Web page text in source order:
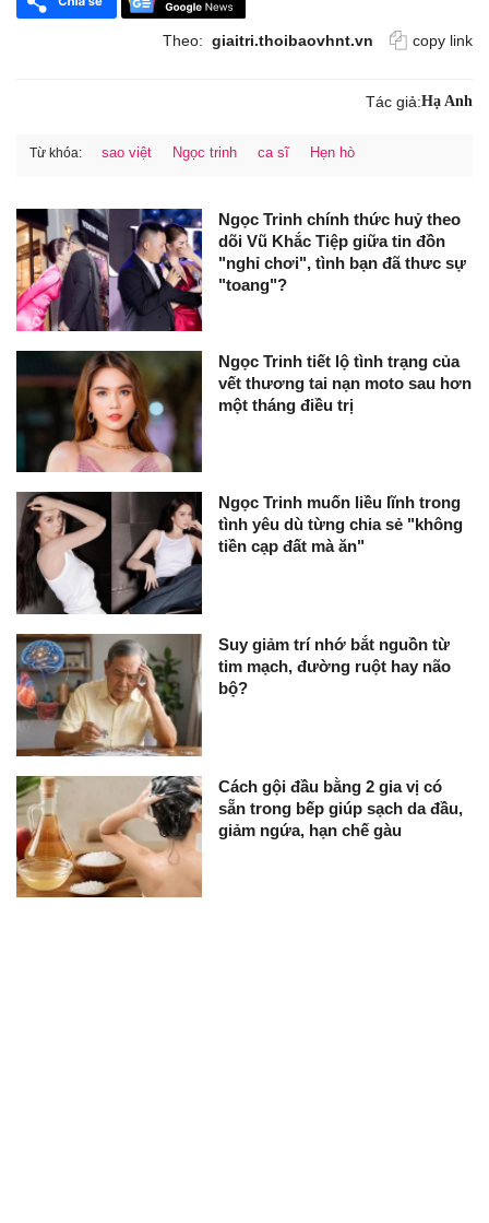
Theo: giaitri.thoibaovhnt.vn copy link
Tác giả:Hạ Anh
Từ khóa: sao việt Ngọc trinh ca sĩ Hẹn hò
Ngọc Trinh chính thức huỷ theo
dõi Vũ Khắc Tiệp giữa tin đồn
"nghỉ chơi", tình bạn đã thưc sự
"toang"?
Ngọc Trinh tiết lộ tình trạng của
vết thương tai nạn moto sau hơn
một tháng điều trị
Ngọc Trinh muốn liều lĩnh trong
tình yêu dù từng chia sẻ "không
tiền cạp đất mà ăn"
Suy giảm trí nhớ bắt nguồn từ
tim mạch, đường ruột hay não
bộ?
Cách gội đầu bằng 2 gia vị có
sẵn trong bếp giúp sạch da đầu,
giảm ngứa, hạn chế gàu